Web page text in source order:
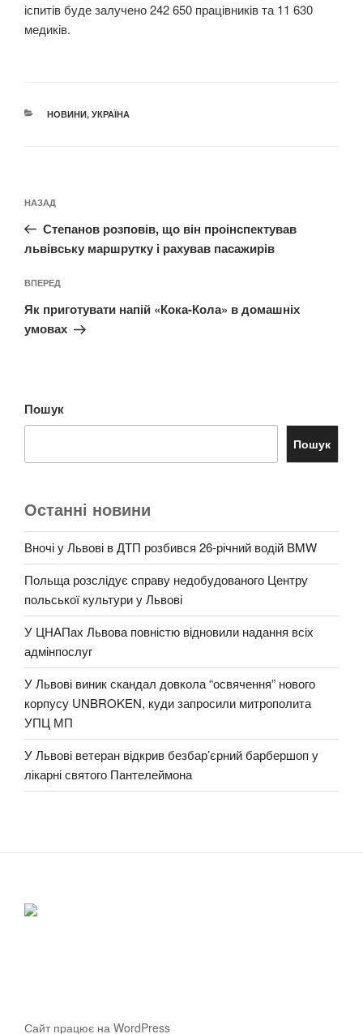
іспитів буде залучено 242 650 працівників та 11 630
медиків.
КАТЕГОРІЇ
НОВИНИ, УКРАЇНА
записів
Попередній
запис:
НАЗАД
Степанов розповів, що він проінспектував
львівську маршрутку і рахував пасажирів
Наступний
запис
ВПЕРЕД
Як приготувати напій «Кока-Кола» в домашніх
умовах
Пошук
Пошук
Останні новини
Вночі у Львові в ДТП розбився 26-річний водій BMW
Польща розслідує справу недобудованого Центру
польської культури у Львові
У ЦНАПах Львова повністю відновили надання всіх
адмінпослуг
У Львові виник скандал довкола “освячення” нового
корпусу UNBROKEN, куди запросили митрополита
УПЦ МП
У Львові ветеран відкрив безбар’єрний барбершоп у
лікарні святого Пантелеймона
Сайт працює на WordPress